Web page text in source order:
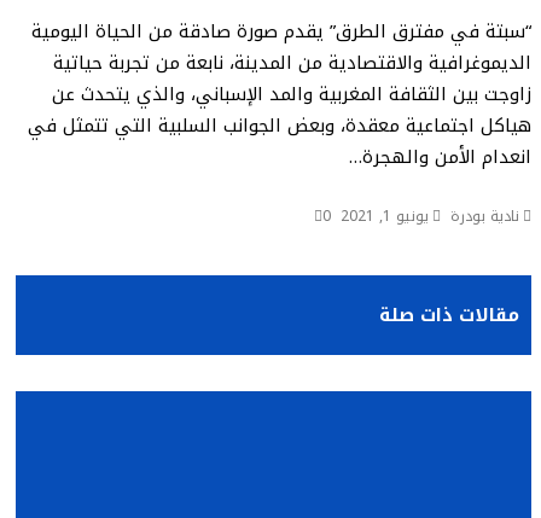
“سبتة في مفترق الطرق” يقدم صورة صادقة من الحياة اليومية
الديموغرافية والاقتصادية من المدينة، نابعة من تجربة حياتية
زاوجت بين الثقافة المغربية والمد الإسباني، والذي يتحدث عن
هياكل اجتماعية معقدة، وبعض الجوانب السلبية التي تتمثل في
انعدام الأمن والهجرة…
نادية بودرة يونيو 1, 2021 0
مقالات ذات صلة